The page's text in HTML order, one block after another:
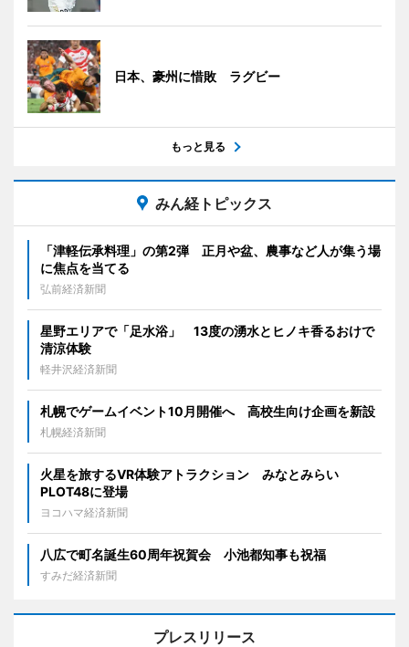
日本、豪州に惜敗 ラグビー
もっと見る
みん経トピックス
「津軽伝承料理」の第2弾 正月や盆、農事など人が集う場
に焦点を当てる
弘前経済新聞
星野エリアで「足水浴」 13度の湧水とヒノキ香るおけで
清涼体験
軽井沢経済新聞
札幌でゲームイベント10月開催へ 高校生向け企画を新設
札幌経済新聞
火星を旅するVR体験アトラクション みなとみらい
PLOT48に登場
ヨコハマ経済新聞
八広で町名誕生60周年祝賀会 小池都知事も祝福
すみだ経済新聞
プレスリリース